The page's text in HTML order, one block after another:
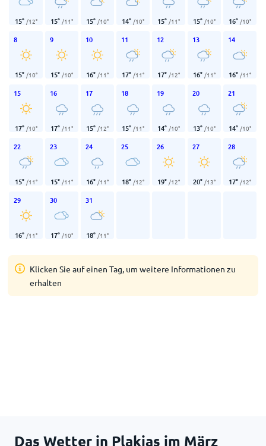
15° /12° 15° /11° 15° /10° 14° /10° 15° /11° 15° /10° 16° /10°
8
15° /10°
9
15° /10°
10
16° /11°
11
17° /11°
12
17° /12°
13
16° /11°
14
16° /11°
15
17° /10°
16
17° /11°
17
15° /12°
18
15° /11°
19
14° /10°
20
13° /10°
21
14° /10°
22
15° /11°
23
15° /11°
24
16° /11°
25
18° /12°
26
19° /12°
27
20° /13°
28
17° /12°
29
16° /11°
30
17° /10°
31
18° /11°
Klicken Sie auf einen Tag, um weitere Informationen zu
erhalten
Das Wetter in Plakias im März